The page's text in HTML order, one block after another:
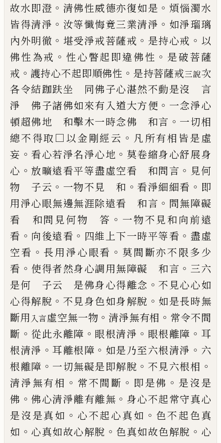
故水即澄 。 清佛性威德亦復如是 。 煩惱濁水
皆得清淨 。 汝等懺悔竟三業清淨 。 如淨瑠璃
內外明徹 。 堪受淨戒菩薩戒 。 是持心戒 。 以
佛性為戒 。 性心瞥起 即違佛性 。 是破菩薩
戒 。 護持心不起即順佛性 。 是持菩薩戒三說次
各令結跏趺坐 同佛子心湛然不動是沒 言
淨 佛子諸佛如來有入道大方便 。 一念淨心
頓超佛地 和擊木一時念佛 和言 。 一切相
總不得取□以金剛經云 。 凡所有相皆是虛
妄 。 看心若淨名淨心地 。 莫卷縮身心舒展身
心 。放曠遠看平等盡虛空看 和問言 。 見何
物 子云 。 一物不見 和 。 看淨細細看 。 即
用淨心眼無邊無涯除遠看 和言 。 問無障礙
看 和問見何物 答 。 一物不見和向前遠
看 。 向後遠看 。 四維 上下一時平等看 。 盡虛
空看 。 長用淨心眼看 。 莫間斷亦不限多少
看 。 使得者然身心調用無障礙 和言 。 三六
是何 子云 是佛身心得離念 。不見心心如
心得解脫 。 不見身色如身解脫 。 如是長時無
斷用 入言虛空無一物 。 清淨無有相 。 常令不間
斷 。 從此永離障 。 眼根清淨 。 眼根離障 。 耳
根清淨 。耳離根障 。 如是乃至六根清淨 。 六
根離障 。 一切無礙是即解脫 。 不 見六根相 。
清淨無有相 。 常不間斷 。 即是佛 。 是沒是
佛 。佛心清淨離有離無 。 身心不起常守真心
是沒是真如 。 心不起心真如 。 色不起色真
如 。 心真如故心解脫 。 色真如故色解脫 。 心